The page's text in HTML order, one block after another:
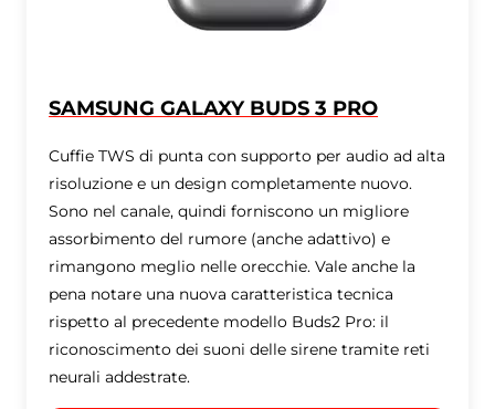
SAMSUNG GALAXY BUDS 3 PRO
Cuffie TWS di punta con supporto per audio ad alta
risoluzione e un design completamente nuovo.
Sono nel canale, quindi forniscono un migliore
assorbimento del rumore (anche adattivo) e
rimangono meglio nelle orecchie. Vale anche la
pena notare una nuova caratteristica tecnica
rispetto al precedente modello Buds2 Pro: il
riconoscimento dei suoni delle sirene tramite reti
neurali addestrate.